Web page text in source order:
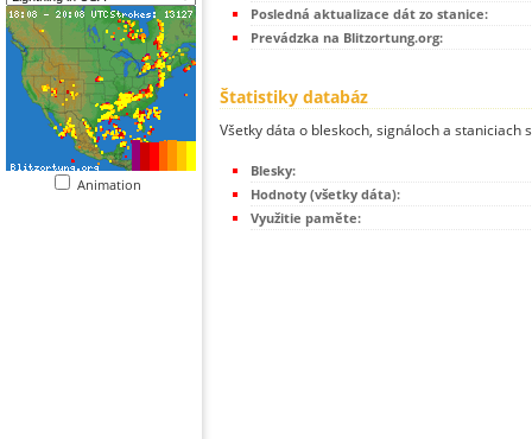
Animation
Posledná aktualizace dát zo stanice:
Prevádzka na Blitzortung.org:
Štatistiky databáz
Všetky dáta o bleskoch, signáloch a
Blesky:
Hodnoty (všetky dáta):
Využitie paměte: